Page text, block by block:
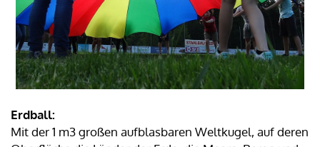
Erdball:
Mit der 1 m3 großen aufblasbaren Weltkugel, auf deren